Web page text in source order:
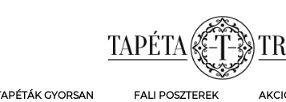
GYORSAN FALI POSZTEREK